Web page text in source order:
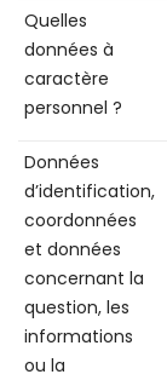
Quelles
données à
caractère
personnel ?
Données
d’identification,
coordonnées
et données
concernant la
question, les
informations
ou la